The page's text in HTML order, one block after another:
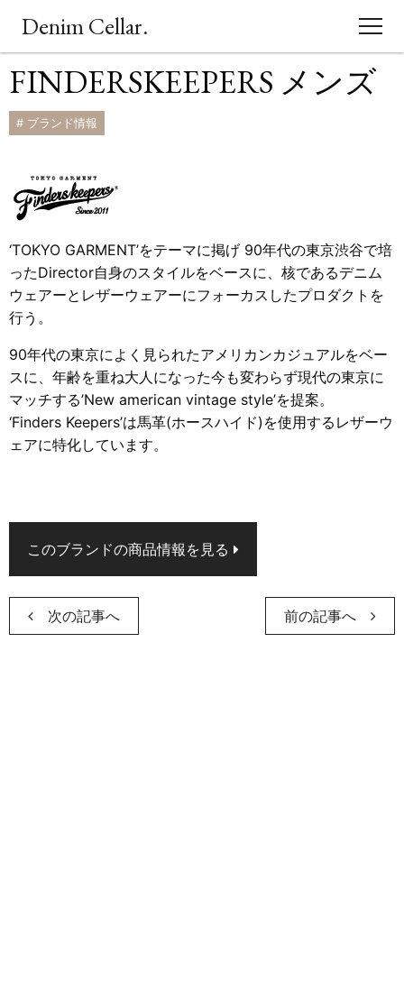
Denim Cellar.
CONCEPT
EVENT
BLOG
SHOPPING
FINDERSKEEPERS メンズ
# ブランド情報
‘TOKYO GARMENT’をテーマに掲げ 90年代の東京渋谷で培
ったDirector自身のスタイルをベースに、核であるデニム
ウェアーとレザーウェアーにフォーカスしたプロダクトを
行う。
90年代の東京によく見られたアメリカンカジュアルをベー
スに、年齢を重ね大人になった今も変わらず現代の東京に
マッチする’New american vintage style’を提案。
‘Finders Keepers’は馬革(ホースハイド)を使用するレザーウ
ェアに特化しています。
このブランドの商品情報を見る
次の記事へ 前の記事へ